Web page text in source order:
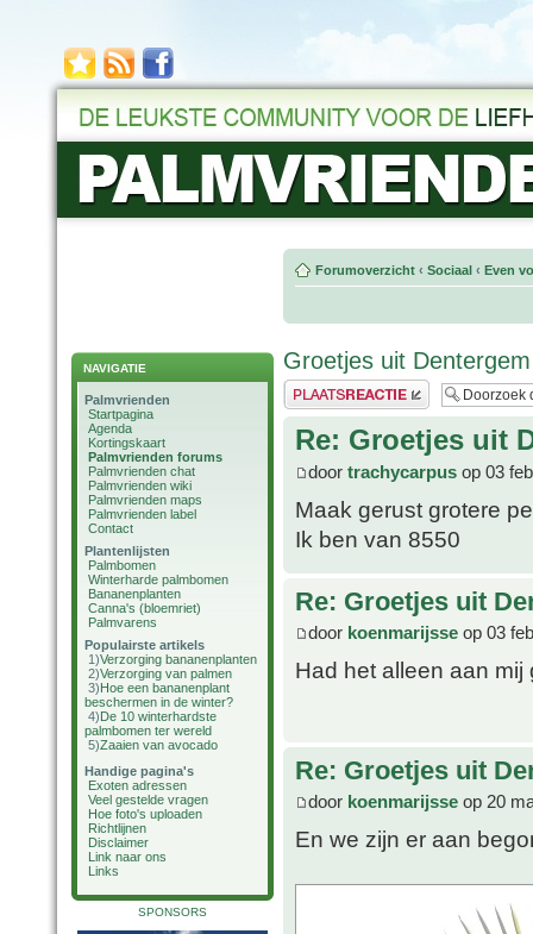
NAVIGATIE
Palmvrienden
Startpagina
Agenda
Kortingskaart
Palmvrienden forums
Palmvrienden chat
Palmvrienden wiki
Palmvrienden maps
Palmvrienden label
Contact
Plantenlijsten
Palmbomen
Winterharde palmbomen
Bananenplanten
Canna's (bloemriet)
Palmvarens
Populairste artikels
1)Verzorging bananenplanten
2)Verzorging van palmen
3)Hoe een bananenplant
beschermen in de winter?
4)De 10 winterhardste
palmbomen ter wereld
5)Zaaien van avocado
Handige pagina's
Exoten adressen
Veel gestelde vragen
Hoe foto's uploaden
Richtlijnen
Disclaimer
Link naar ons
Links
SPONSORS
Forumoverzicht ‹ Sociaal ‹ Even
Groetjes uit Dentergem
Plaats een reactie
Re: Groetjes uit
door trachycarpus op 03
Maak gerust grotere
Ik ben van 8550
Re: Groetjes uit
door koenmarijsse op 03
Had het alleen aan
Re: Groetjes uit
door koenmarijsse op 20
En we zijn er aan